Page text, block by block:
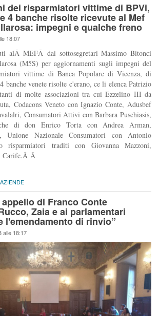
dei risparmiatori vittime di BPVi,
4 banche risolte ricevute al Mef
impegni e qualche freno
18:07
alÂ MEFÂ dai sottosegretari Massimo Bitonci
(M5S) per aggiornamenti sugli impegni del
vittime di Banca Popolare di Vicenza, di
banche venete risolte c'erano, ce li elenca Patrizio
di molte associazioni tra cui Ezzelino III da
Codacons Veneto con Ignazio Conte, Adusbef
Consumatori Attivi con Barbara Puschiasis,
di don Enrico Torta con Andrea Arman,
Unione Nazionale Consumatori con Antonio
risparmiatori traditi con Giovanna Mazzoni,
Carife.Â Â
di Franco Conte
Zaia e ai parlamentari
l'emendamento di rinvio”
alle 18:17